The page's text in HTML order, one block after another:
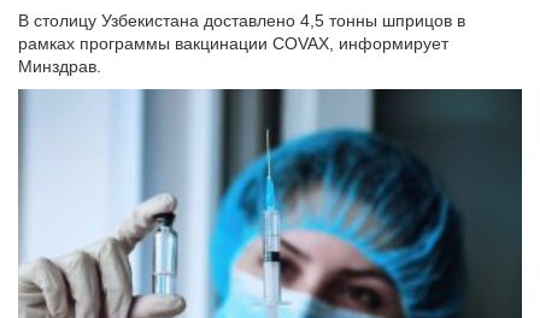
В столицу Узбекистана доставлено 4,5 тонны шприцов в
рамках программы вакцинации COVAX, информирует
Минздрав.